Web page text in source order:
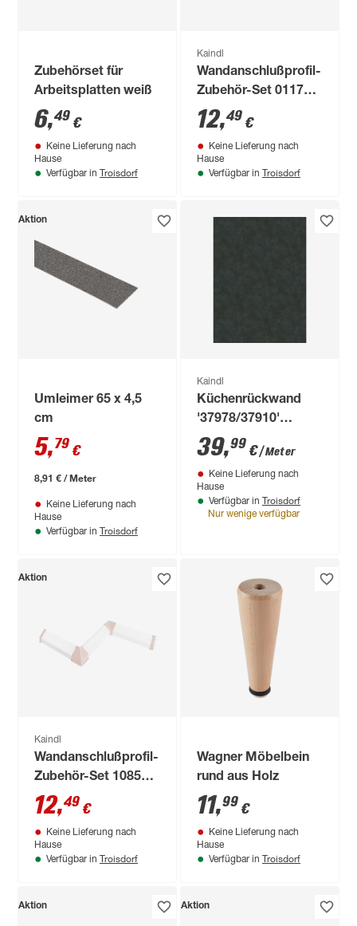
Zubehörset für
Arbeitsplatten weiß
6,49 €
Keine Lieferung nach
Hause
Verfügbar in Troisdorf
Kaindl
Wandanschlußprofil-
Zubehör-Set 0117
weiß
12,49 €
Keine Lieferung nach
Hause
Verfügbar in Troisdorf
Aktion
Umleimer 65 x 4,5
cm
5,79 €
8,91 € / Meter
Keine Lieferung nach
Hause
Verfügbar in Troisdorf
Kaindl
Küchenrückwand
'37978/37910'
Mocca grau/Tibur
beige, beidseitiges
Dekor 4100 x 640 x
15 mm
39,99 €/ Meter
Keine Lieferung nach
Hause
Verfügbar in Troisdorf
Nur wenige verfügbar
Aktion
Kaindl
Wandanschlußprofil-
Zubehör-Set 1085
beige
12,49 €
Keine Lieferung nach
Hause
Verfügbar in Troisdorf
Wagner Möbelbein
rund aus Holz
11,99 €
Keine Lieferung nach
Hause
Verfügbar in Troisdorf
Aktion Aktion